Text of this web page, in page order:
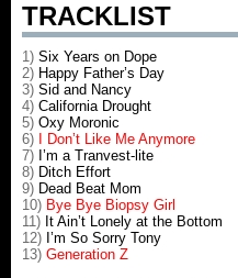
TRACKLIST
1) Six Years on Dope
2) Happy Father’s Day
3) Sid and Nancy
4) California Drought
5) Oxy Moronic
6)
I Don’t Like Me Anymore
7) I’m a Tranvest-lite
8) Ditch Effort
9) Dead Beat Mom
10) Bye Bye Biopsy Girl
11) It Ain’t Lonely at the Bottom
12) I’m So Sorry Tony
13) Generation Z